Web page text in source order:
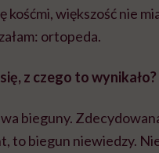
kośćmi, większość nie
ortopeda.
z czego to wynikało?
bieguny.
to biegun niewiedzy.